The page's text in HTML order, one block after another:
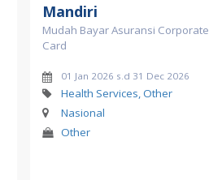
Mandiri
Mudah Bayar Asuransi Corporate
Card
01 Jan 2026 s.d 31 Dec 2026
Health Services, Other
Nasional
Other